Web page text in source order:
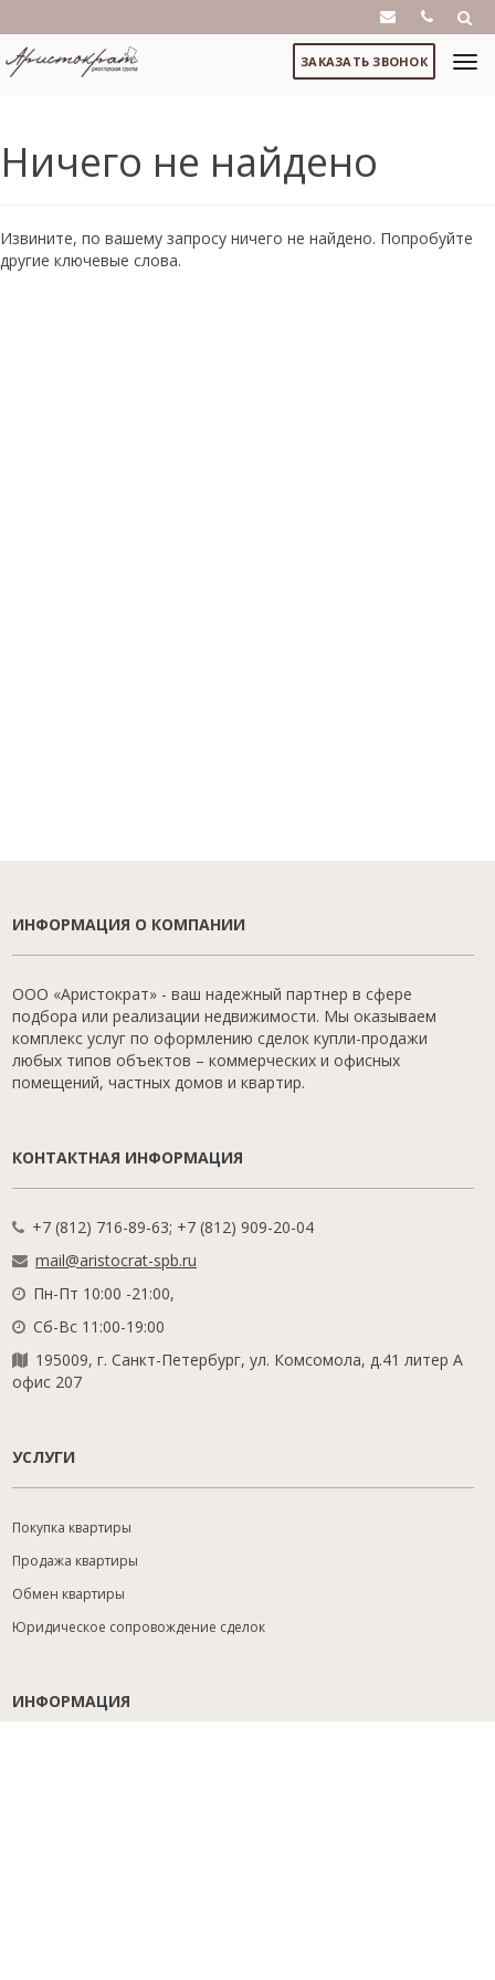
ЗАКАЗАТЬ ЗВОНОК
Ничего не найдено
Извините, по вашему запросу ничего не найдено. Попробуйте
другие ключевые слова.
ИНФОРМАЦИЯ О КОМПАНИИ
ООО «Аристократ» - ваш надежный партнер в сфере
подбора или реализации недвижимости. Мы оказываем
комплекс услуг по оформлению сделок купли-продажи
любых типов объектов – коммерческих и офисных
помещений, частных домов и квартир.
КОНТАКТНАЯ ИНФОРМАЦИЯ
+7 (812) 716-89-63; +7 (812) 909-20-04
mail@aristocrat-spb.ru
Пн-Пт 10:00 -21:00,
Сб-Вс 11:00-19:00
195009, г. Санкт-Петербург, ул. Комсомола, д.41 литер А
офис 207
УСЛУГИ
Покупка квартиры
Продажа квартиры
Обмен квартиры
Юридическое сопровождение сделок
ИНФОРМАЦИЯ